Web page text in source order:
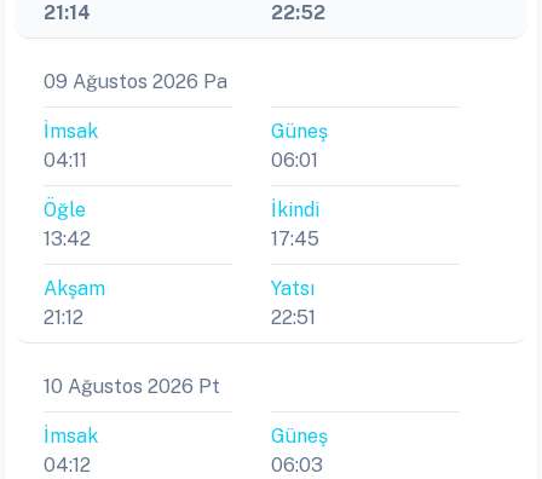
21:14
22:52
09 Ağustos 2026 Pa
İmsak
04:11
Güneş
06:01
Öğle
13:42
İkindi
17:45
Akşam
21:12
Yatsı
22:51
10 Ağustos 2026 Pt
İmsak
04:12
Güneş
06:03